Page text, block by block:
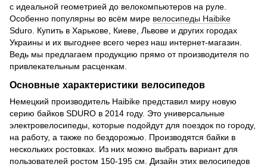
с идеальной геометрией до велокомпьютеров на руле.
Особенно популярны во всём мире велосипеды Haibike
Sduro. Купить в Харькове, Киеве, Львове и других городах
Украины и их выгоднее всего через наш интернет-магазин.
Ведь мы предлагаем продукцию прямо от производителя по
привлекательным расценкам.
Основные характеристики велосипедов
Немецкий производитель Haibike представил миру новую
серию байков SDURO в 2014 году. Это универсальные
электровелосипеды, которые подойдут для поездок по городу,
на работу, а также по бездорожью. Производятся байки в
нескольких ростовках. Из них можно выбрать вариант для
пользователей ростом 150-195 см. Дизайн этих велосипедов